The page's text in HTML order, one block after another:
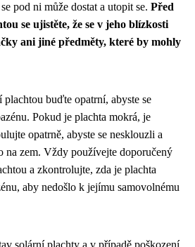
pod ni může dostat a utopit se. Před
se ujistěte, že se v jeho blízkosti
ani jiné předměty, které by mohly
plachtou buďte opatrní, abyste se
Pokud je plachta mokrá, je
opatrně, abyste se nesklouzli a
na zem. Vždy používejte doporučený
a zkontrolujte, zda je plachta
aby nedošlo k jejímu samovolnému
solární plachty a v případě poškození